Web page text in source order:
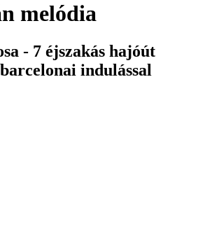
melódia
- 7 éjszakás hajóút
indulással